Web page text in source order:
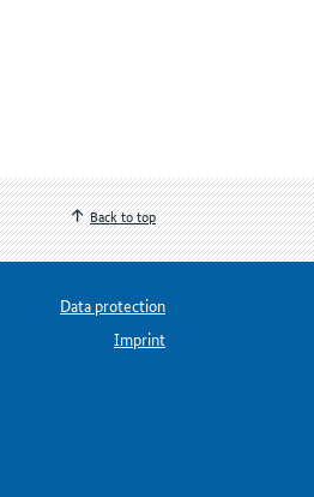
Back to top
Data protection
Imprint